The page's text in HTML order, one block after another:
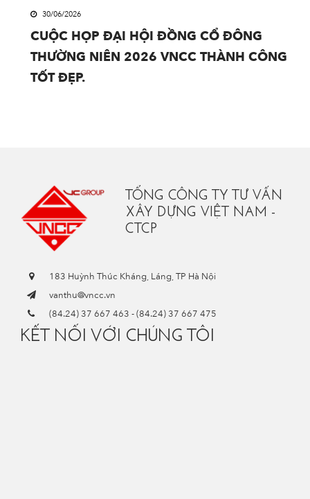
30/06/2026
CUỘC HỌP ĐẠI HỘI ĐỒNG CỔ ĐÔNG
THƯỜNG NIÊN 2026 VNCC THÀNH CÔNG
TỐT ĐẸP.
TỔNG CÔNG TY TƯ VẤN
XÂY DỰNG VIỆT NAM -
CTCP
183 Huỳnh Thúc Kháng, Láng, TP Hà Nội
vanthu@vncc.vn
(84.24) 37 667 463 -(84.24) 37 667 475
KẾT NỐI VỚI CHÚNG TÔI